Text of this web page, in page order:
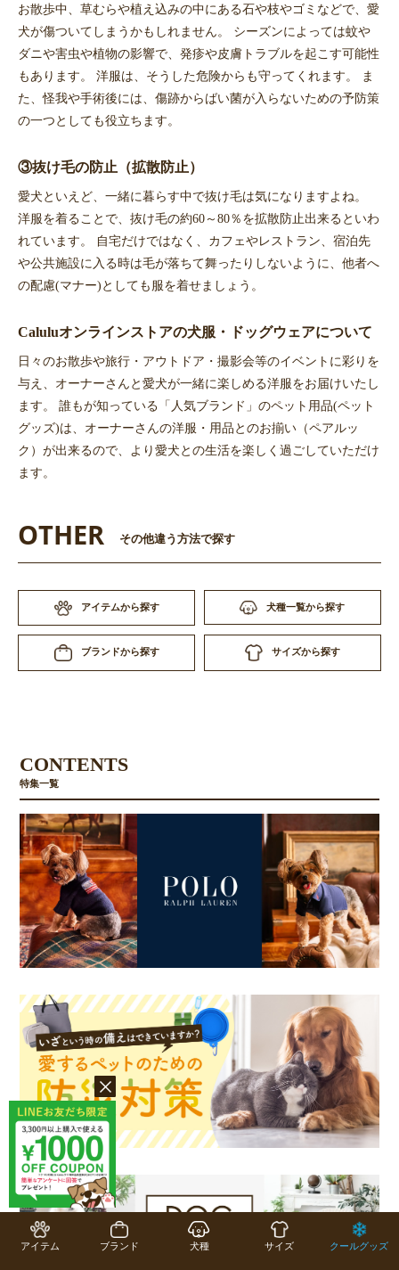
お散歩中、草むらや植え込みの中にある石や枝やゴミなどで、愛
犬が傷ついてしまうかもしれません。 シーズンによっては蚊や
ダニや害虫や植物の影響で、発疹や皮膚トラブルを起こす可能性
もあります。 洋服は、そうした危険からも守ってくれます。 ま
た、怪我や手術後には、傷跡からばい菌が入らないための予防策
の一つとしても役立ちます。
③抜け毛の防止（拡散防止）
愛犬といえど、一緒に暮らす中で抜け毛は気になりますよね。
洋服を着ることで、抜け毛の約60～80％を拡散防止出来るといわ
れています。 自宅だけではなく、カフェやレストラン、宿泊先
や公共施設に入る時は毛が落ちて舞ったりしないように、他者へ
の配慮(マナー)としても服を着せましょう。
Caluluオンラインストアの犬服・ドッグウェアについて
日々のお散歩や旅行・アウトドア・撮影会等のイベントに彩りを
与え、オーナーさんと愛犬が一緒に楽しめる洋服をお届けいたし
ます。 誰もが知っている「人気ブランド」のペット用品(ペット
グッズ)は、オーナーさんの洋服・用品とのお揃い（ペアルッ
ク）が出来るので、より愛犬との生活を楽しく過ごしていただけ
ます。
OTHER その他違う方法で探す
アイテムから探す 犬種一覧から探す
ブランドから探す サイズから探す
アイテム ブランド 犬種 サイズ クールグッズ
CONTENTS
特集一覧